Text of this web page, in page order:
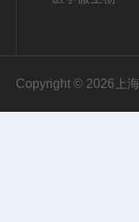
Copyright © 2026上